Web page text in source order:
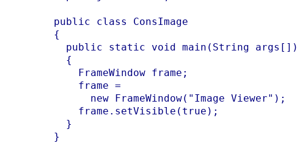
public class ConsImage
{
  public static void main(String args[])
  {
    FrameWindow frame;
    frame =
      new FrameWindow("Image Viewer");
    frame.setVisible(true);
  }
}